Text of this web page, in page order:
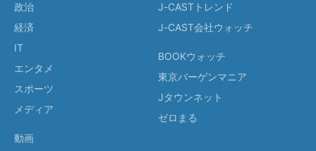
政治
経済
IT
エンタメ
スポーツ
メディア
動画
J-CASTトレンド
J-CAST会社ウォッチ
BOOKウォッチ
東京バーゲンマニア
Jタウンネット
ゼロまる